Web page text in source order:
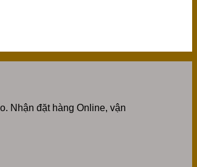
Nhận đặt hàng Online, vận